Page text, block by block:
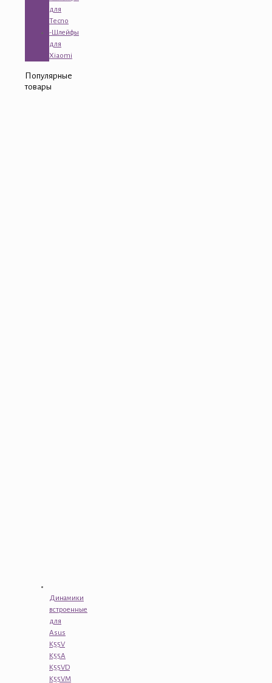
для
Tecno
-Шлейфы
для
Xiaomi
Популярные
товары
Динамики
встроенные
для
Asus
K55V
K55A
K55VD
K55VM